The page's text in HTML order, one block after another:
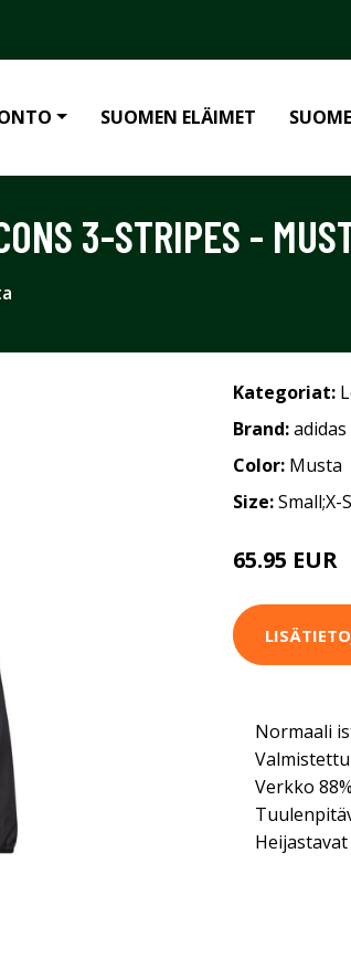
SUOMEN ELÄIMET
3-STRIPES -
Kategoriat:
Brand:adidas
Color: Musta
Size:Small;X-
65.95 EUR
Normaali
Verkko